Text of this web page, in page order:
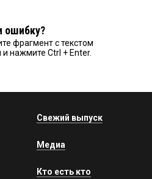
ошибку?
фрагмент с текстом
нажмите Ctrl + Enter.
Свежий выпуск
Медиа
Кто есть кто